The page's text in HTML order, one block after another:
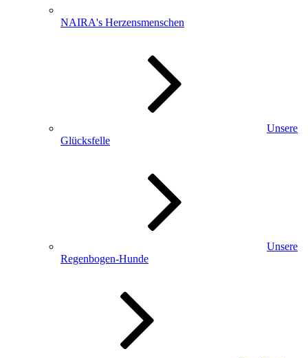
NAIRA's Herzensmenschen
Unsere
Glücksfelle
Unsere
Regenbogen-Hunde